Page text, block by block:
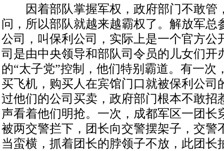
因着部队掌握军权，政府部门不敢管
问，所以部队就越来越霸权了。解放军总
公司，叫保利公司，实际上是一个官方公
司是由中央领导和部队司令员的儿女们开
的“太子党”控制，他们特别霸道。有一次
买飞机，购买人在宾馆门口就被保利公司
过他们的公司买卖，政府部门根本不敢招
声看着他们明抢。一次，成都军区一团长
被两交警拦下，团长向交警摆架子，交警
当蛮横，抓着团长的脖领子不放，此团长